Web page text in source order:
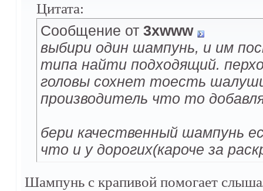
Цитата:
Сообщение от 3xwww
выбири один шампунь, и им
типа найти подходящий.
головы сохнет тоесть
производитель что то
бери качественный шампунь
что и у дорогих(кароче за
Шампунь с крапивой помогает